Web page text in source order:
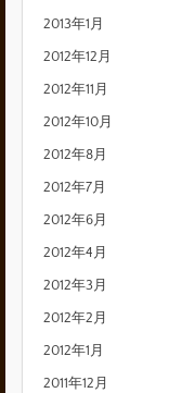
2013年1月
2012年12月
2012年11月
2012年10月
2012年8月
2012年7月
2012年6月
2012年4月
2012年3月
2012年2月
2012年1月
2011年12月